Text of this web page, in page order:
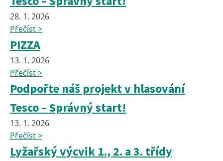
28. 1. 2026
Přečíst >
PIZZA
13. 1. 2026
Přečíst >
Podpořte náš projekt v hlasování
Tesco – Správný start!
13. 1. 2026
Přečíst >
Lyžařský výcvik 1., 2. a 3. třídy